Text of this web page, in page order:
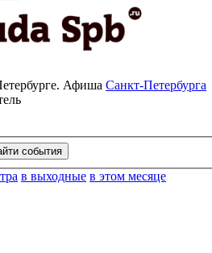
Афиша Санкт-Петербурга
в выходные в этом месяце